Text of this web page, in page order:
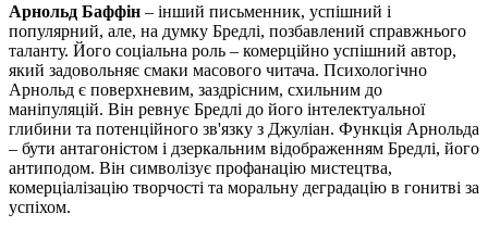
Арнольд Баффін – інший письменник, успішний і
популярний, але, на думку Бредлі, позбавлений справжнього
таланту. Його соціальна роль – комерційно успішний автор,
який задовольняє смаки масового читача. Психологічно
Арнольд є поверхневим, заздрісним, схильним до
маніпуляцій. Він ревнує Бредлі до його інтелектуальної
глибини та потенційного зв'язку з Джуліан. Функція Арнольда
– бути антагоністом і дзеркальним відображенням Бредлі, його
антиподом. Він символізує профанацію мистецтва,
комерціалізацію творчості та моральну деградацію в гонитві за
успіхом.